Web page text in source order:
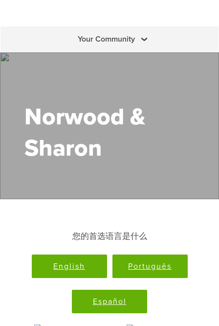
Your Community
Norwood &
Sharon
您的首选语言是什么
English Português
Español